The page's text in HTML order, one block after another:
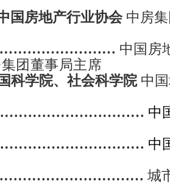
国房地产行业协会 中房
中国房
团董事局主席
科学院、社会科学院中国
中
中
城